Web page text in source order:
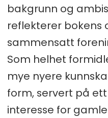
bakgrunn og
reflekterer bokens
sammensatt
Som helhet
mye nyere
form, servert på
interesse for